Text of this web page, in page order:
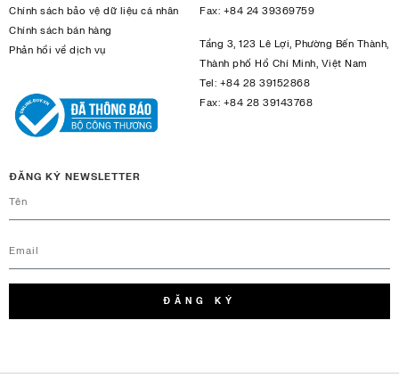
Chính sách bảo vệ dữ liệu cá nhân
Chính sách bán hàng
Phản hồi về dịch vụ
Fax: +84 24 39369759
Tầng 3, 123 Lê Lợi, Phường Bến Thành,
Thành phố Hồ Chí Minh, Việt Nam
Tel: +84 28 39152868
Fax: +84 28 39143768
ĐĂNG KÝ NEWSLETTER
ĐĂNG KÝ